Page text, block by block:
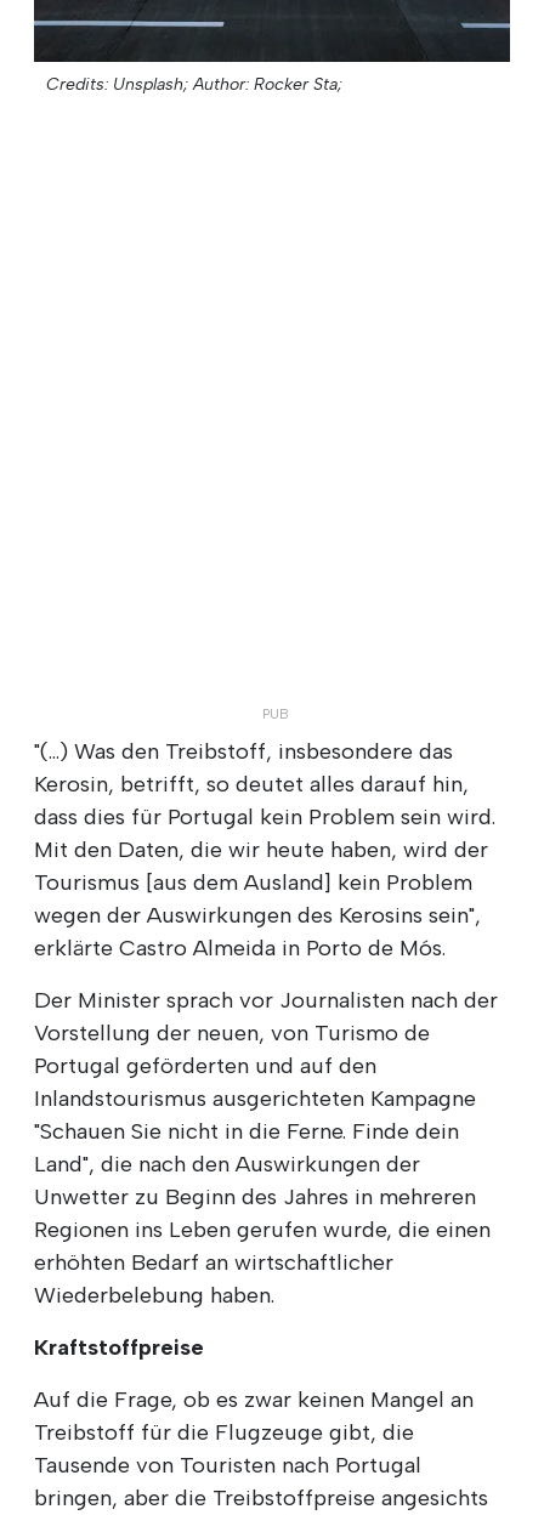
Credits: Unsplash; Author: Rocker Sta;
"(...) Was den Treibstoff, insbesondere das
Kerosin, betrifft, so deutet alles darauf hin,
dass dies für Portugal kein Problem sein wird.
Mit den Daten, die wir heute haben, wird der
Tourismus [aus dem Ausland] kein Problem
wegen der Auswirkungen des Kerosins sein",
erklärte Castro Almeida in Porto de Mós.
Der Minister sprach vor Journalisten nach der
Vorstellung der neuen, von Turismo de
Portugal geförderten und auf den
Inlandstourismus ausgerichteten Kampagne
"Schauen Sie nicht in die Ferne. Finde dein
Land", die nach den Auswirkungen der
Unwetter zu Beginn des Jahres in mehreren
Regionen ins Leben gerufen wurde, die einen
erhöhten Bedarf an wirtschaftlicher
Wiederbelebung haben.
Kraftstoffpreise
Auf die Frage, ob es zwar keinen Mangel an
Treibstoff für die Flugzeuge gibt, die
Tausende von Touristen nach Portugal
bringen, aber die Treibstoffpreise angesichts